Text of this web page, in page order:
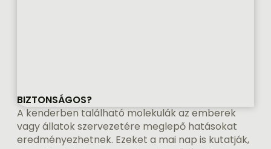
BIZTONSÁGOS?
A kenderben található molekulák az emberek
vagy állatok szervezetére meglepő hatásokat
eredményezhetnek. Ezeket a mai nap is kutatják,